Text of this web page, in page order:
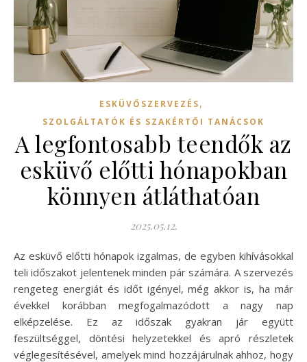
ESKÜVŐSZERVEZÉS,
SZOLGÁLTATÓK ÉS SZAKÉRTŐI TANÁCSOK
A legfontosabb teendők az
esküvő előtti hónapokban
könnyen átláthatóan
2025.05.12.
Az esküvő előtti hónapok izgalmas, de egyben kihívásokkal
teli időszakot jelentenek minden pár számára. A szervezés
rengeteg energiát és időt igényel, még akkor is, ha már
évekkel korábban megfogalmazódott a nagy nap
elképzelése. Ez az időszak gyakran jár együtt
feszültséggel, döntési helyzetekkel és apró részletek
véglegesítésével, amelyek mind hozzájárulnak ahhoz, hogy